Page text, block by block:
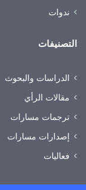
ندوات
التصنيفات
الدراسات والبحوث
مقالات الرأي
ترجمات مسارات
إصدارات مسارات
فعاليات